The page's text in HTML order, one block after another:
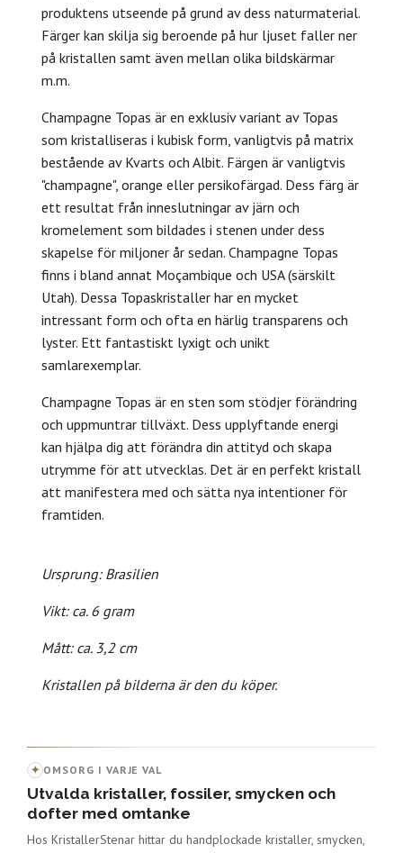
produktens utseende på grund av dess naturmaterial.
Färger kan skilja sig beroende på hur ljuset faller ner
på kristallen samt även mellan olika bildskärmar
m.m.
Champagne Topas är en exklusiv variant av Topas
som kristalliseras i kubisk form, vanligtvis på matrix
bestående av Kvarts och Albit. Färgen är vanligtvis
"champagne", orange eller persikofärgad. Dess färg är
ett resultat från inneslutningar av järn och
kromelement som bildades i stenen under dess
skapelse för miljoner år sedan. Champagne Topas
finns i bland annat Moçambique och USA (särskilt
Utah). Dessa Topaskristaller har en mycket
intressant form och ofta en härlig transparens och
lyster. Ett fantastiskt lyxigt och unikt
samlarexemplar.
Champagne Topas är en sten som stödjer förändring
och uppmuntrar tillväxt. Dess upplyftande energi
kan hjälpa dig att förändra din attityd och skapa
utrymme för att utvecklas. Det är en perfekt kristall
att manifestera med och sätta nya intentioner för
framtiden.
Ursprung: Brasilien
Vikt: ca. 6 gram
Mått: ca. 3,2 cm
Kristallen på bilderna är den du köper.
✦ OMSORG I VARJE VAL
Utvalda kristaller, fossiler, smycken och
dofter med omtanke
Hos KristallerStenar hittar du handplockade kristaller, smycken,